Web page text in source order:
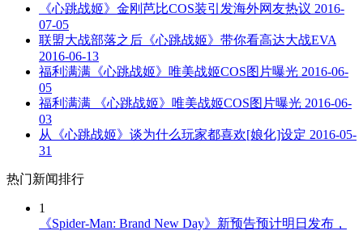
《心跳战姬》金刚芭比COS装引发海外网友热议 2016-
07-05
联盟大战部落之后《心跳战姬》带你看高达大战EVA
2016-06-13
福利满满《心跳战姬》唯美战姬COS图片曝光 2016-06-
05
福利满满 《心跳战姬》唯美战姬COS图片曝光 2016-06-
03
从《心跳战姬》谈为什么玩家都喜欢[娘化]设定 2016-05-
31
热门新闻排行
1
《Spider-Man: Brand New Day》新预告预计明日发布，